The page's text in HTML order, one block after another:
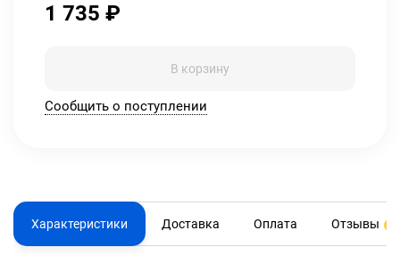
1 735 ₽
В корзину
Сообщить о поступлении
Характеристики Доставка Оплата Отзывы